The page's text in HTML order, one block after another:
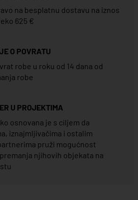
na besplatnu dostavu na iznos
625 €
O POVRATU
robe u roku od 14 dana od
robe
U PROJEKTIMA
osnovana je s ciljem da
iznajmljivačima i ostalim
pruži mogućnost
njihovih objekata na